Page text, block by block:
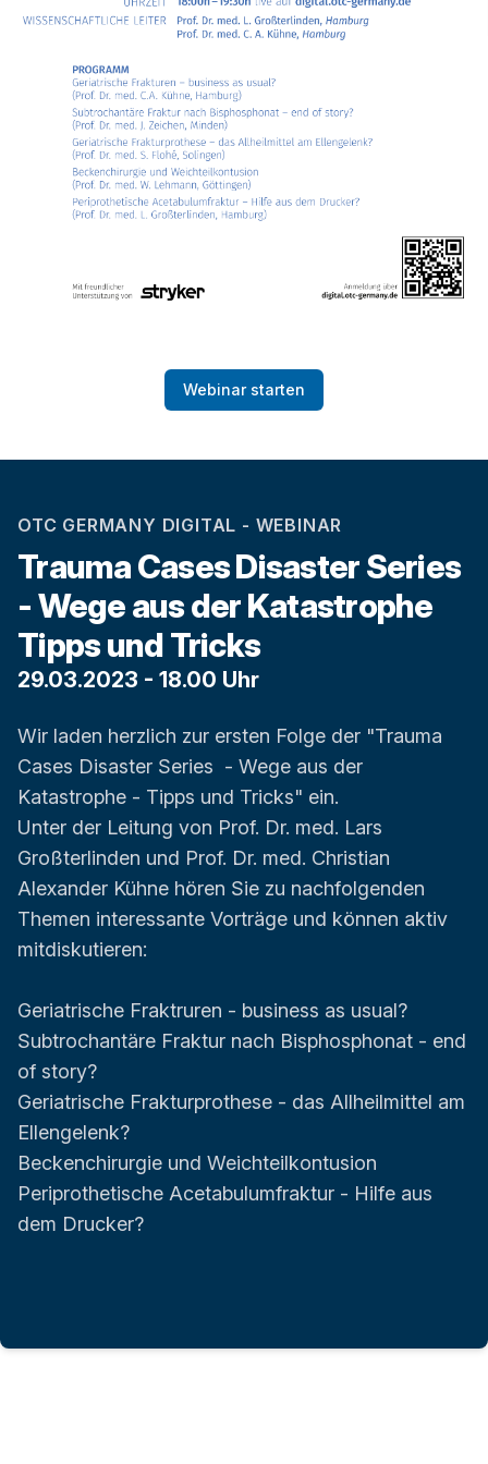
Webinar starten
OTC GERMANY DIGITAL - WEBINAR
Trauma Cases Disaster Series
- Wege aus der Katastrophe
Tipps und Tricks
29.03.2023 - 18.00 Uhr
Wir laden herzlich zur ersten Folge der "Trauma
Cases Disaster Series - Wege aus der
Katastrophe - Tipps und Tricks" ein.
Unter der Leitung von Prof. Dr. med. Lars
Großterlinden und Prof. Dr. med. Christian
Alexander Kühne hören Sie zu nachfolgenden
Themen interessante Vorträge und können aktiv
mitdiskutieren:
Geriatrische Fraktruren - business as usual?
Subtrochantäre Fraktur nach Bisphosphonat - end
of story?
Geriatrische Frakturprothese - das Allheilmittel am
Ellengelenk?
Beckenchirurgie und Weichteilkontusion
Periprothetische Acetabulumfraktur - Hilfe aus
dem Drucker?